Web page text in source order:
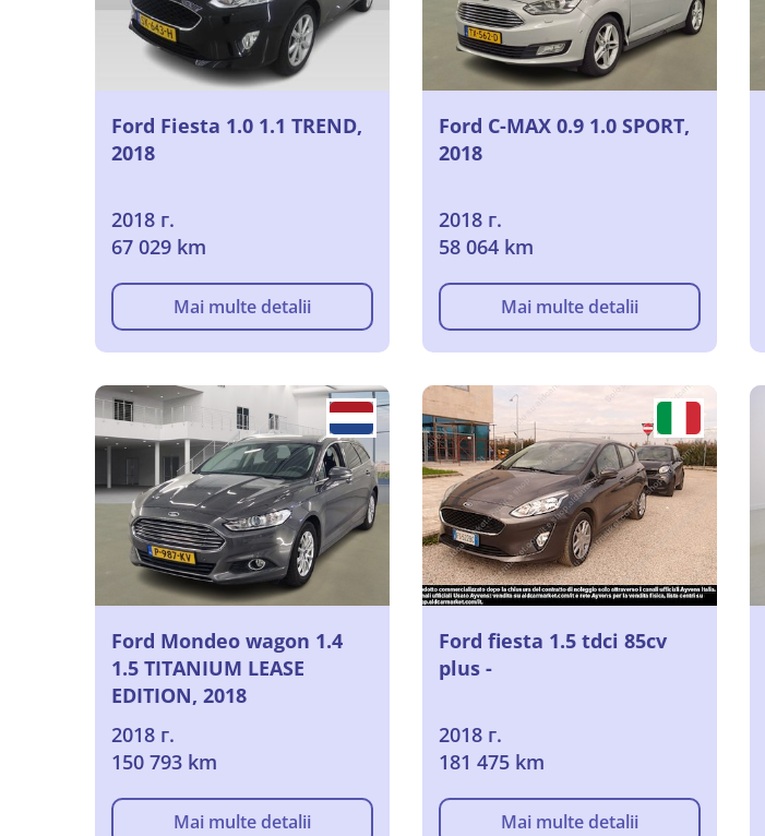
Ford Fiesta 1.0 1.1 TREND,
2018
2018 г.
67 029 km
Mai multe detalii
Ford C-MAX 0.9 1.0 SPORT,
2018
2018 г.
58 064 km
Mai multe detalii
Ford Mondeo wagon 1.4
1.5 TITANIUM LEASE
EDITION, 2018
2018 г.
150 793 km
Mai multe detalii
Ford fiesta 1.5 tdci 85cv
plus -
2018 г.
181 475 km
Mai multe detalii